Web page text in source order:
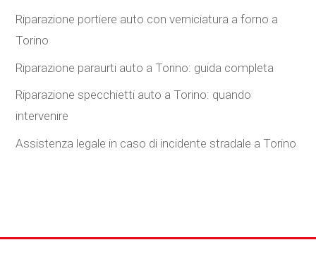
Riparazione portiere auto con verniciatura a forno a
Torino
Riparazione paraurti auto a Torino: guida completa
Riparazione specchietti auto a Torino: quando
intervenire
Assistenza legale in caso di incidente stradale a Torino